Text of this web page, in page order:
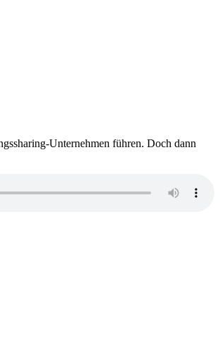
Unternehmen führen. Doch dann